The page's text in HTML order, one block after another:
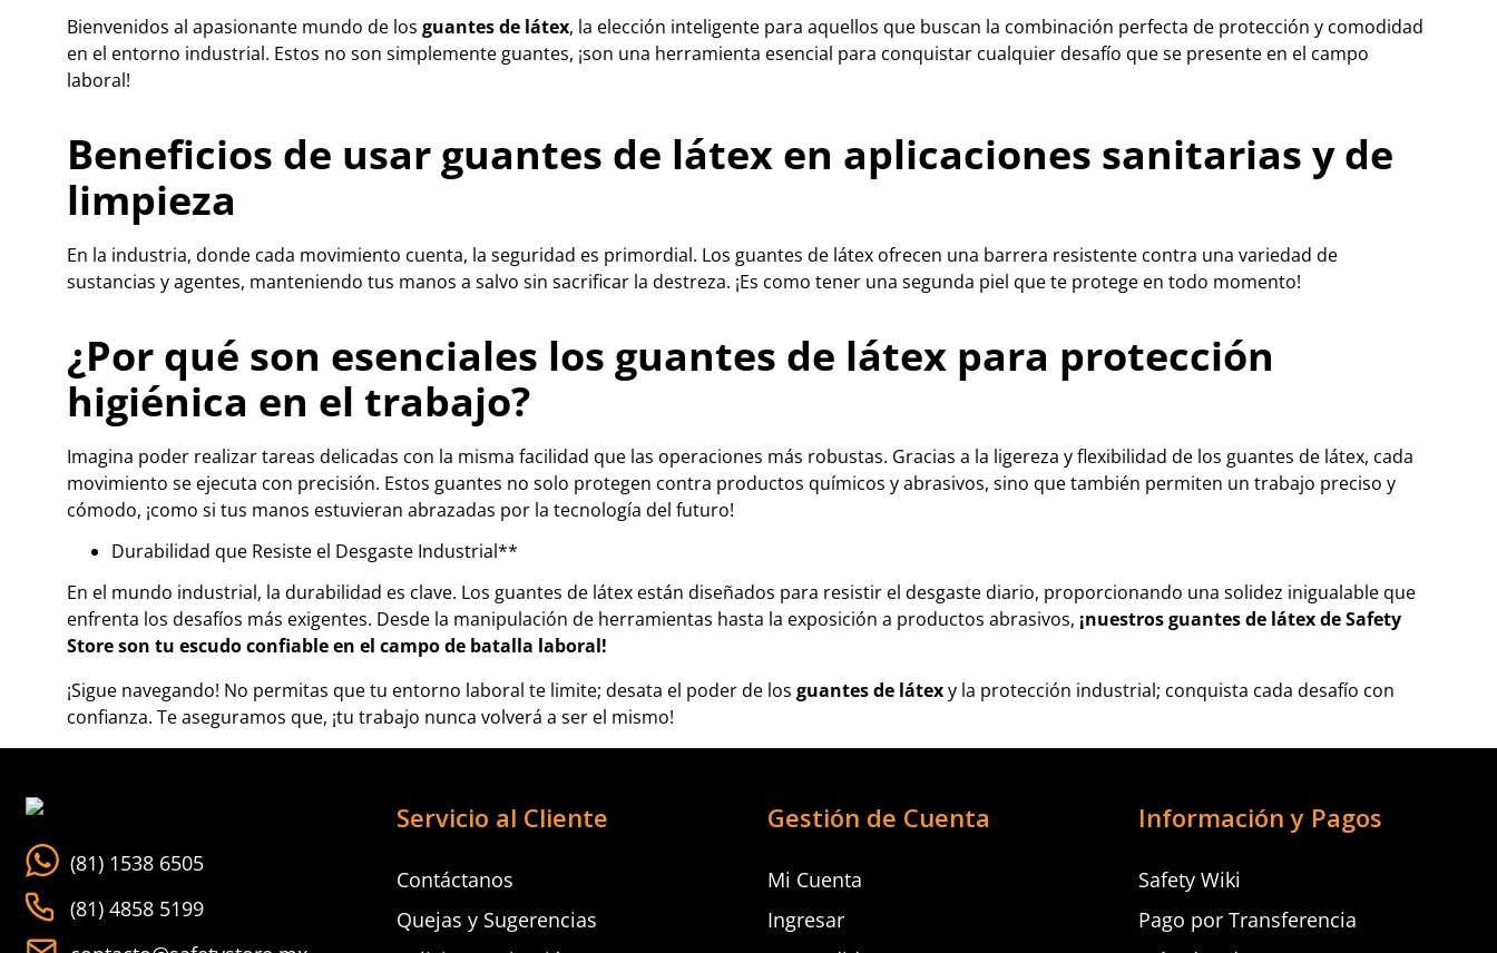
Bienvenidos al apasionante mundo de los guantes de látex, la elección inteligente para aquellos que buscan la combinación perfecta de protección y comodidad
en el entorno industrial. Estos no son simplemente guantes, ¡son una herramienta esencial para conquistar cualquier desafío que se presente en el campo
laboral!
Beneficios de usar guantes de látex en aplicaciones sanitarias y de
limpieza
En la industria, donde cada movimiento cuenta, la seguridad es primordial. Los guantes de látex ofrecen una barrera resistente contra una variedad de
sustancias y agentes, manteniendo tus manos a salvo sin sacrificar la destreza. ¡Es como tener una segunda piel que te protege en todo momento!
¿Por qué son esenciales los guantes de látex para protección
higiénica en el trabajo?
Imagina poder realizar tareas delicadas con la misma facilidad que las operaciones más robustas. Gracias a la ligereza y flexibilidad de los guantes de látex, cada
movimiento se ejecuta con precisión. Estos guantes no solo protegen contra productos químicos y abrasivos, sino que también permiten un trabajo preciso y
cómodo, ¡como si tus manos estuvieran abrazadas por la tecnología del futuro!
Durabilidad que Resiste el Desgaste Industrial**
En el mundo industrial, la durabilidad es clave. Los guantes de látex están diseñados para resistir el desgaste diario, proporcionando una solidez inigualable que
enfrenta los desafíos más exigentes. Desde la manipulación de herramientas hasta la exposición a productos abrasivos, ¡nuestros guantes de látex de Safety
Store son tu escudo confiable en el campo de batalla laboral!
¡Sigue navegando! No permitas que tu entorno laboral te limite; desata el poder de los guantes de látexy la protección industrial; conquista cada desafío con
confianza. Te aseguramos que, ¡tu trabajo nunca volverá a ser el mismo!
(81) 1538 6505
(81) 4858 5199
Servicio al Cliente
Contáctanos
Quejas y Sugerencias
Gestión de Cuenta
Mi Cuenta
Ingresar
Información y Pagos
Safety Wiki
Pago por Transferencia